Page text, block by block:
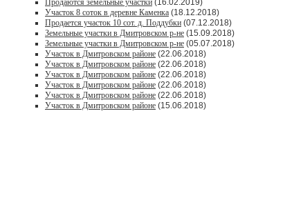
Продаются земельные участки (16.02.2019)
Участок 8 соток в деревне Каменка (18.12.2018)
Продается участок 10 сот. д. Поддубки (07.12.2018)
Земельные участки в Дмитровском р-не (15.09.2018)
Земельные участки в Дмитровском р-не (05.07.2018)
Участок в Дмитровском районе (22.06.2018)
Участок в Дмитровском районе (22.06.2018)
Участок в Дмитровском районе (22.06.2018)
Участок в Дмитровском районе (22.06.2018)
Участок в Дмитровском районе (22.06.2018)
Участок в Дмитровском районе (15.06.2018)